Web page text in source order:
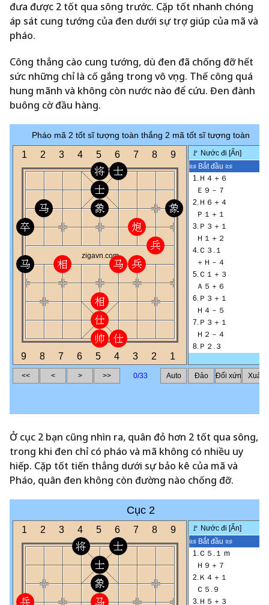
đưa được 2 tốt qua sông trước. Cặp tốt nhanh chóng
áp sát cung tướng của đen dưới sự trợ giúp của mã và
pháo.
Công thẳng cào cung tướng, dù đen đã chống đỡ hết
sức những chỉ là cố gắng trong vô vọng. Thế công quá
hung mãnh và không còn nước nào để cứu. Đen đành
buông cờ đầu hàng.
Ở cục 2 bạn cũng nhìn ra, quân đỏ hơn 2 tốt qua sông,
trong khi đen chỉ có pháo và mã không có nhiều uy
hiếp. Cặp tốt tiến thẳng dưới sự bảo kê của mã và
Pháo, quân đen không còn đường nào chống đỡ.